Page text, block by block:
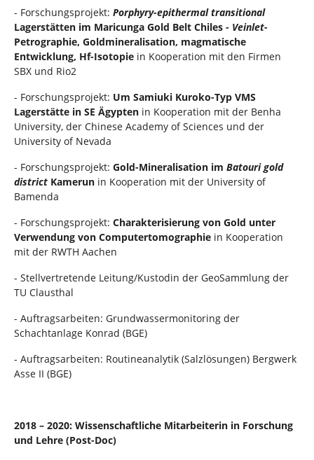
- Forschungsprojekt: Porphyry-epithermal transitional
Lagerstätten im Maricunga Gold Belt Chiles - Veinlet-
Petrographie, Goldmineralisation, magmatische
Entwicklung, Hf-Isotopie in Kooperation mit den Firmen
SBX und Rio2
- Forschungsprojekt: Um Samiuki Kuroko-Typ VMS
Lagerstätte in SE Ägypten in Kooperation mit der Benha
University, der Chinese Academy of Sciences und der
University of Nevada
- Forschungsprojekt: Gold-Mineralisation im Batouri gold
district Kamerun in Kooperation mit der University of
Bamenda
- Forschungsprojekt: Charakterisierung von Gold unter
Verwendung von Computertomographie in Kooperation
mit der RWTH Aachen
- Stellvertretende Leitung/Kustodin der GeoSammlung der
TU Clausthal
- Auftragsarbeiten: Grundwassermonitoring der
Schachtanlage Konrad (BGE)
- Auftragsarbeiten: Routineanalytik (Salzlösungen) Bergwerk
Asse II (BGE)
2018 – 2020: Wissenschaftliche Mitarbeiterin in Forschung
und Lehre (Post-Doc)